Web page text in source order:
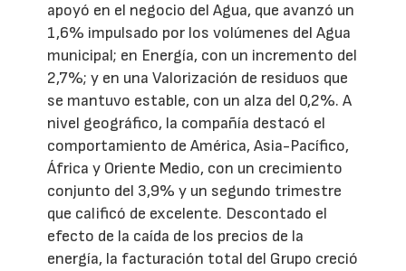
apoyó en el negocio del Agua, que avanzó un
1,6% impulsado por los volúmenes del Agua
municipal; en Energía, con un incremento del
2,7%; y en una Valorización de residuos que
se mantuvo estable, con un alza del 0,2%. A
nivel geográfico, la compañía destacó el
comportamiento de América, Asia-Pacífico,
África y Oriente Medio, con un crecimiento
conjunto del 3,9% y un segundo trimestre
que calificó de excelente. Descontado el
efecto de la caída de los precios de la
energía, la facturación total del Grupo creció